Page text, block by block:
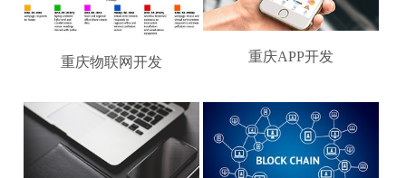
重庆物联网开发 重庆APP开发